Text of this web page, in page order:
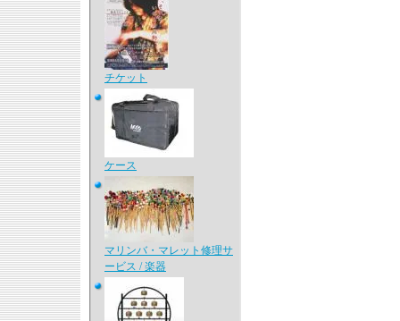
チケット
ケース
マリンバ・マレット修理サ
ービス / 楽器